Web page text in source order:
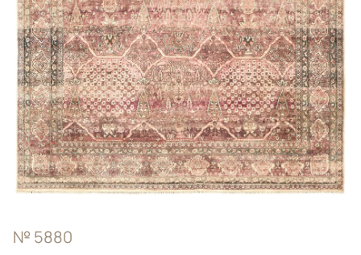
№ 5880